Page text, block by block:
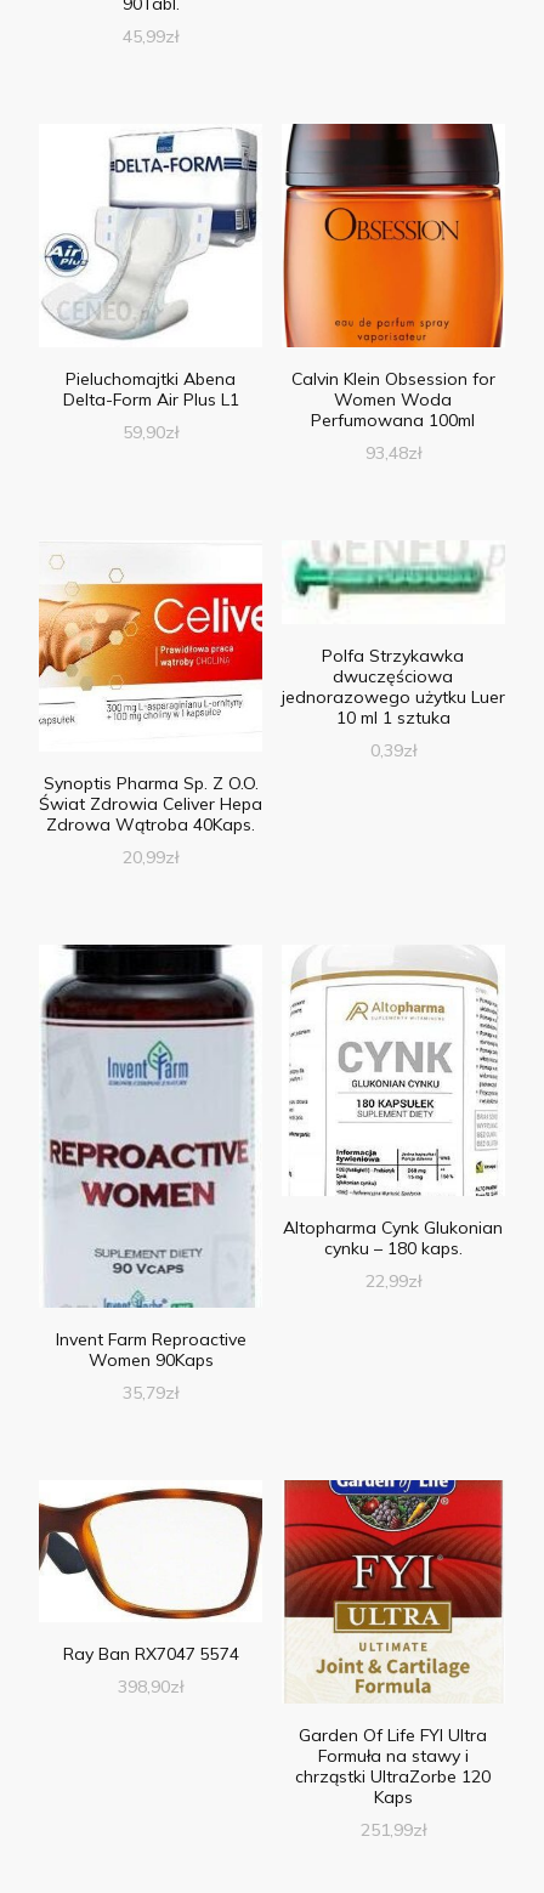
45,99zł
Pieluchomajtki Abena
Delta-Form Air Plus L1
59,90zł
Calvin Klein Obsession for
Women Woda
Perfumowana 100ml
93,48zł
Synoptis Pharma Sp. Z O.O.
Świat Zdrowia Celiver Hepa
Zdrowa Wątroba 40Kaps.
20,99zł
Polfa Strzykawka
dwuczęściowa
jednorazowego użytku Luer
10 ml 1 sztuka
0,39zł
Invent Farm Reproactive
Women 90Kaps
35,79zł
Altopharma Cynk Glukonian
cynku – 180 kaps.
22,99zł
Ray Ban RX7047 5574
398,90zł
Garden Of Life FYI Ultra
Formuła na stawy i
chrząstki UltraZorbe 120
Kaps
251,99zł